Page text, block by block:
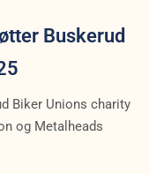
Buskerud
Biker Unions charity
og Metalheads